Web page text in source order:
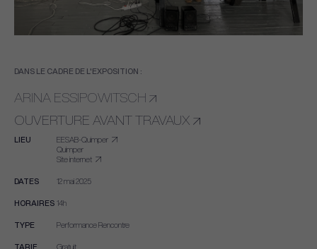
DANS LE CADRE DE L'EXPOSITION :
ARINA ESSIPOWITSCH
OUVERTURE AVANT TRAVAUX
LIEU
EESAB-Quimper
Quimper
Site internet
DATES 12 mai 2025
HORAIRES 14h
TYPE PerformanceRencontre
TARIF Gratuit